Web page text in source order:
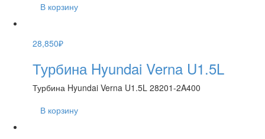
В корзину
28,850₽
Турбина Hyundai Verna U1.5L
Турбина Hyundai Verna U1.5L 28201-2A400
В корзину